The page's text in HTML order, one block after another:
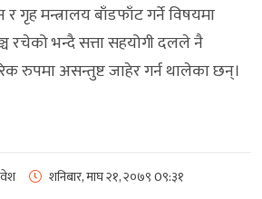
र गृह मन्त्रालय बाँडफाँट गर्ने विषयमा
रचेको भन्दै सत्ता सहयोगी दलले नै
रुपमा असन्तुष्ट जाहेर गर्न थालेका छन्।
शनिबार, माघ २१, २०७९0९:३१